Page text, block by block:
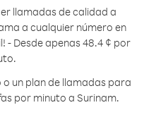
llamadas de calidad a
a cualquier número en
- Desde apenas 48.4 ¢ por
un plan de llamadas para
por minuto a Surinam.